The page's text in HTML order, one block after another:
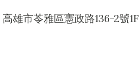
雄市苓雅區憲政路136-2號1F